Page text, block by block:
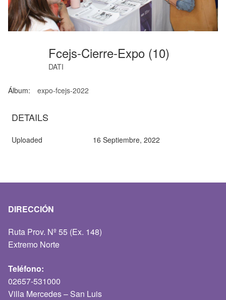
Fcejs-Cierre-Expo (10)
DATI
Álbum: expo-fcejs-2022
DETAILS
Uploaded 16 Septiembre, 2022
DIRECCIÓN
Ruta Prov. Nº 55 (Ex. 148)
Extremo Norte
Teléfono:
02657-531000
Villa Mercedes – San Luis